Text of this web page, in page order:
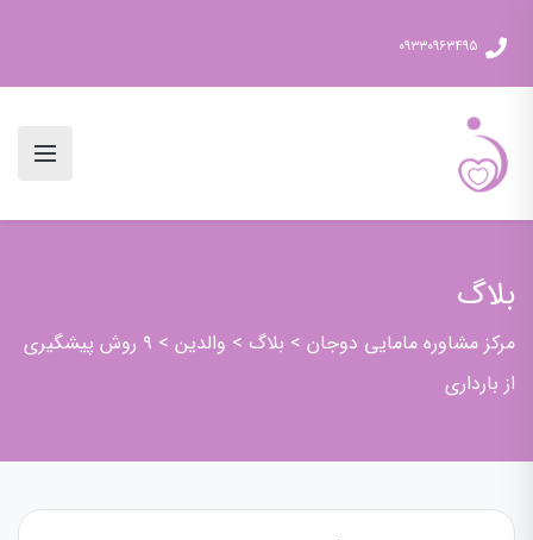
۰۹۳۳۰۹۶۳۴۹۵
بلاگ
مرکز مشاوره مامایی دوجان > بلاگ > والدین >
۹ روش پیشگیری
از بارداری